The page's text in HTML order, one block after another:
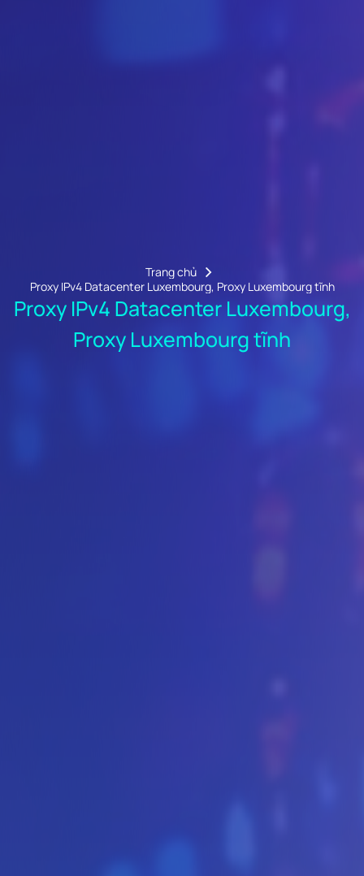
Trang chủ
Proxy IPv4 Datacenter Luxembourg, Proxy Luxembourg tĩnh
Proxy IPv4 Datacenter Luxembourg,
Proxy Luxembourg tĩnh